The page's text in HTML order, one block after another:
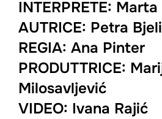
INTERPRETE:
AUTRICE: Petra
REGIA: Ana Pinter
PRODUTTRICE:
Milosavljević
VIDEO: Ivana Rajić